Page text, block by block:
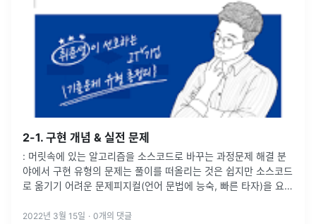
2-1. 구현 개념 & 실전 문제
: 머릿속에 있는 알고리즘을 소스코드로 바꾸는 과정문제 해결 분
야에서 구현 유형의 문제는 풀이를 떠올리는 것은 쉽지만 소스코드
로 옮기기 어려운 문제피지컬(언어 문법에 능숙, 빠른 타자)을 요구
코드가 지나칠...
2022년 3월 15일 · 0개의 댓글